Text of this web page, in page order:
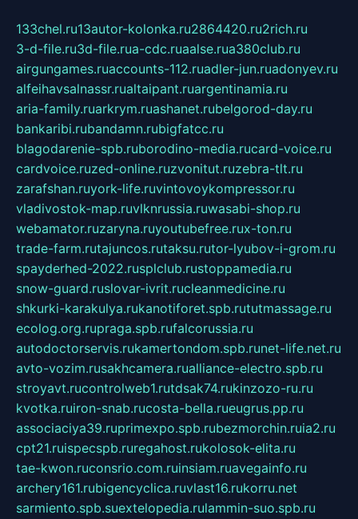
133chel.ru13autor-kolonka.ru2864420.ru2rich.ru
3-d-file.ru3d-file.rua-cdc.ruaalse.rua380club.ru
airgungames.ruaccounts-112.ruadler-jun.ruadonyev.ru
alfeihavsalnassr.rualtaipant.ruargentinamia.ru
aria-family.ruarkrym.ruashanet.rubelgorod-day.ru
bankaribi.rubandamn.rubigfatcc.ru
blagodarenie-spb.ruborodino-media.rucard-voice.ru
cardvoice.ruzed-online.ruzvonitut.ruzebra-tlt.ru
zarafshan.ruyork-life.ruvintovoykompressor.ru
vladivostok-map.ruvlknrussia.ruwasabi-shop.ru
webamator.ruzaryna.ruyoutubefree.rux-ton.ru
trade-farm.rutajuncos.rutaksu.rutor-lyubov-i-grom.ru
spayderhed-2022.rusplclub.rustoppamedia.ru
snow-guard.ruslovar-ivrit.rucleanmedicine.ru
shkurki-karakulya.rukanotiforet.spb.rututmassage.ru
ecolog.org.rupraga.spb.rufalcorussia.ru
autodoctorservis.rukamertondom.spb.runet-life.net.ru
avto-vozim.rusakhcamera.rualliance-electro.spb.ru
stroyavt.rucontrolweb1.rutdsak74.rukinzozo-ru.ru
kvotka.ruiron-snab.rucosta-bella.rueugrus.pp.ru
associaciya39.ruprimexpo.spb.rubezmorchin.ruia2.ru
cpt21.ruispecspb.ruregahost.rukolosok-elita.ru
tae-kwon.ruconsrio.com.ruinsiam.ruavegainfo.ru
archery161.rubigencyclica.ruvlast16.rukorru.net
sarmiento.spb.suextelopedia.rulammin-suo.spb.ru